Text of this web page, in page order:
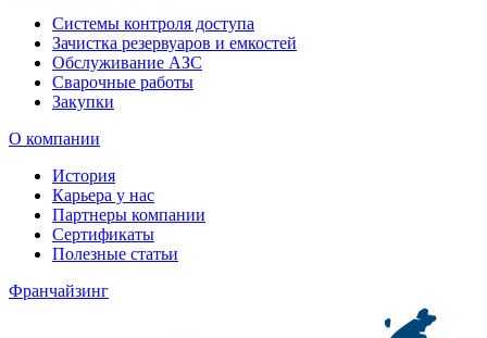
Системы контроля доступа
Зачистка резервуаров и емкостей
Обслуживание АЗС
Сварочные работы
Закупки
О компании
История
Карьера у нас
Партнеры компании
Сертификаты
Полезные статьи
Франчайзинг